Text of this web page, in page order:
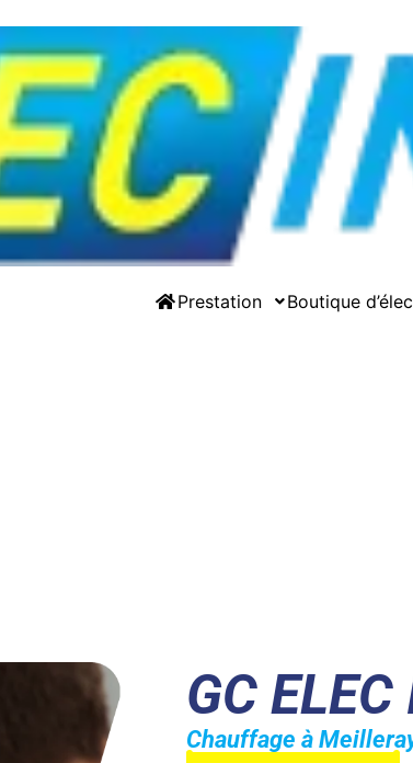
Prestation Boutique
GC ELEC
Chauffage à